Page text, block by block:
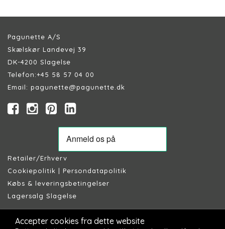
Pagunette A/S
Skælskør Landevej 39
DK-4200 Slagelse
Telefon:+45 58 57 04 00
Email: pagunette@pagunette.dk
Retailer/Erhverv
Cookiepolitik | Persondatapolitik
Købs & leveringsbetingelser
Lagersalg Slagelse
Accepter cookies fra dette website